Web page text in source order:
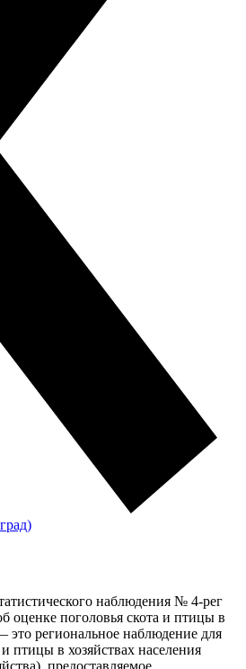
наблюдения № 4-рег
оценке поголовья скота и птицы в
это региональное наблюдение для
птицы в хозяйствах населения
предоставляемое